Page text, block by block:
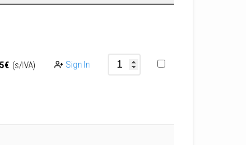
€ (s/IVA) Sign In